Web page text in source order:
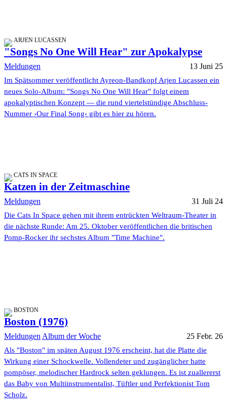
ARJEN LUCASSEN
"Songs No One Will Hear" zur Apokalypse
Meldungen 13 Juni 25
Im Spätsommer veröffentlicht Ayreon-Bandkopf Arjen Lucassen ein
neues Solo-Album: "Songs No One Will Hear" folgt einem
apokalyptischen Konzept — die rund viertelstündige Abschluss-
Nummer ›Our Final Song‹ gibt es hier zu hören.
CATS IN SPACE
Katzen in der Zeitmaschine
Meldungen 31 Juli 24
Die Cats In Space gehen mit ihrem entrückten Weltraum-Theater in
die nächste Runde: Am 25. Oktober veröffentlichen die britischen
Pomp-Rocker ihr sechstes Album "Time Machine".
BOSTON
Boston (1976)
MeldungenAlbum der Woche 25 Febr. 26
Als "Boston" im späten August 1976 erscheint, hat die Platte die
Wirkung einer Schockwelle. Vollendeter und zugänglicher hatte
pompöser, melodischer Hardrock selten geklungen. Es ist zuallererst
das Baby von Multiinstrumentalist, Tüftler und Perfektionist Tom
Scholz.